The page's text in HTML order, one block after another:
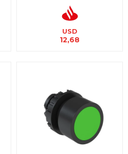
USD
12,68